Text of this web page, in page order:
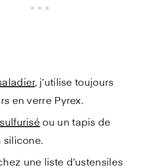
, j’utilise toujours
en verre Pyrex.
ou un tapis de
silicone.
une liste d’ustensiles